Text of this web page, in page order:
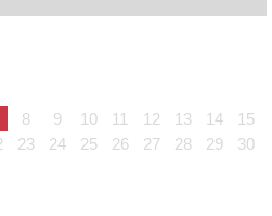
8 9 10 11 12 13 14
15
23 24 25 26 27 28 29
30